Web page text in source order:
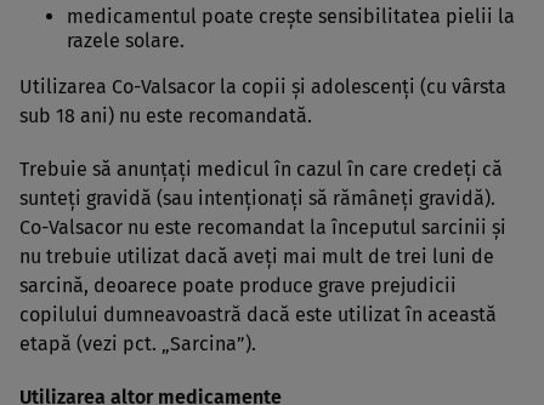
medicamentul poate creşte sensibilitatea pielii la
razele solare.
Utilizarea Co-Valsacor la copii şi adolescenţi (cu vârsta
sub 18 ani) nu este recomandată.
Trebuie să anunţaţi medicul în cazul în care credeţi că
sunteţi gravidă (sau intenţionaţi să rămâneţi gravidă).
Co-Valsacor nu este recomandat la începutul sarcinii şi
nu trebuie utilizat dacă aveţi mai mult de trei luni de
sarcină, deoarece poate produce grave prejudicii
copilului dumneavoastră dacă este utilizat în această
etapă (vezi pct. „Sarcina”).
Utilizarea altor medicamente